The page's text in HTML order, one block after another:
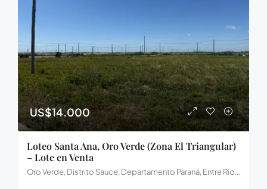
US$14.000
Loteo Santa Ana, Oro Verde (Zona El Triangular)
– Lote en Venta
Oro Verde, Distrito Sauce, Departamento Paraná, Entre Ríos, Argentina